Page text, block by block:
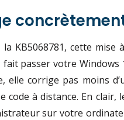
KB5068781, cette
passer votre Windows
elle corrige pas moins
code à distance. En
sur votre